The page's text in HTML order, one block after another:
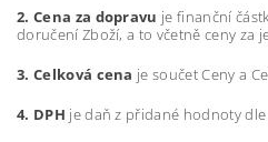
2. Cena za dopravu je finanční
doručení Zboží, a to včetně ceny za
3. Celková cena je součet Ceny a
4. DPH je daň z přidané hodnoty